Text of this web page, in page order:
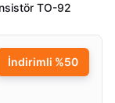
TO-92
İndirimli %50